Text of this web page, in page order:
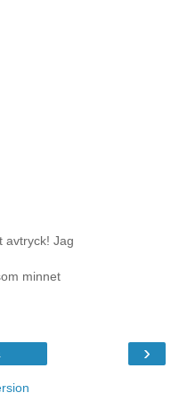
avtryck! Jag
minnet
›